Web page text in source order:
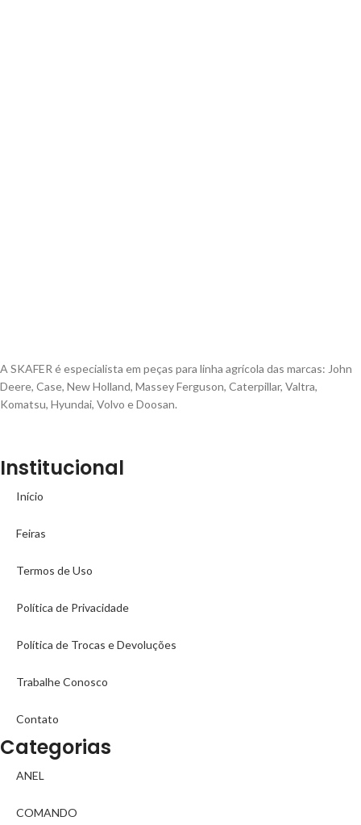
A SKAFER é especialista em peças para linha agrícola das marcas: John
Deere, Case, New Holland, Massey Ferguson, Caterpillar, Valtra,
Komatsu, Hyundai, Volvo e Doosan.
Institucional
Início
Feiras
Termos de Uso
Política de Privacidade
Política de Trocas e Devoluções
Trabalhe Conosco
Contato
Categorias
ANEL
COMANDO